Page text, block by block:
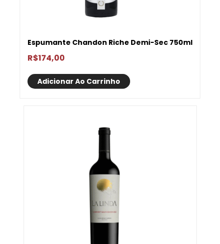
Espumante Chandon Riche Demi-Sec 750ml
R$174,00
Adicionar Ao Carrinho